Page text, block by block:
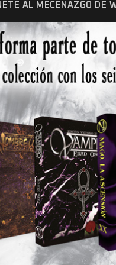
AL MECENAZGO DE